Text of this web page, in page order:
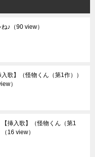
♪ （90 view）
歌】（怪物くん（第1作））
）
挿入歌】（怪物くん（第1
（16 view）